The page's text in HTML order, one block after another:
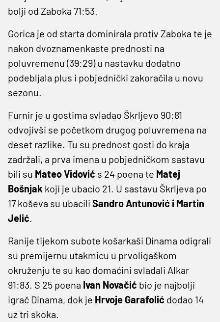
bolji od Zaboka 71:53.
Gorica je od starta dominirala protiv Zaboka te je
nakon dvoznamenkaste prednosti na
poluvremenu (39:29) u nastavku dodatno
podebljala plus i pobjednički zakoračila u novu
sezonu.
Furnir je u gostima svladao Škrljevo 90:81
odvojivši se početkom drugog poluvremena na
deset razlike. Tu su prednost gosti do kraja
zadržali, a prva imena u pobjedničkom sastavu
bili su Mateo Vidović s 24 poena te Matej
Bošnjak koji je ubacio 21. U sastavu Škrljeva po
17 koševa su ubacili Sandro Antunović i Martin
Jelić.
Ranije tijekom subote košarkaši Dinama odigrali
su premijernu utakmicu u prvoligaškom
okruženju te su kao domaćini svladali Alkar
91:83. S 25 poena Ivan Novačić bio je najbolji
igrač Dinama, dok je Hrvoje Garafolić dodao 14
uz tri skoka.